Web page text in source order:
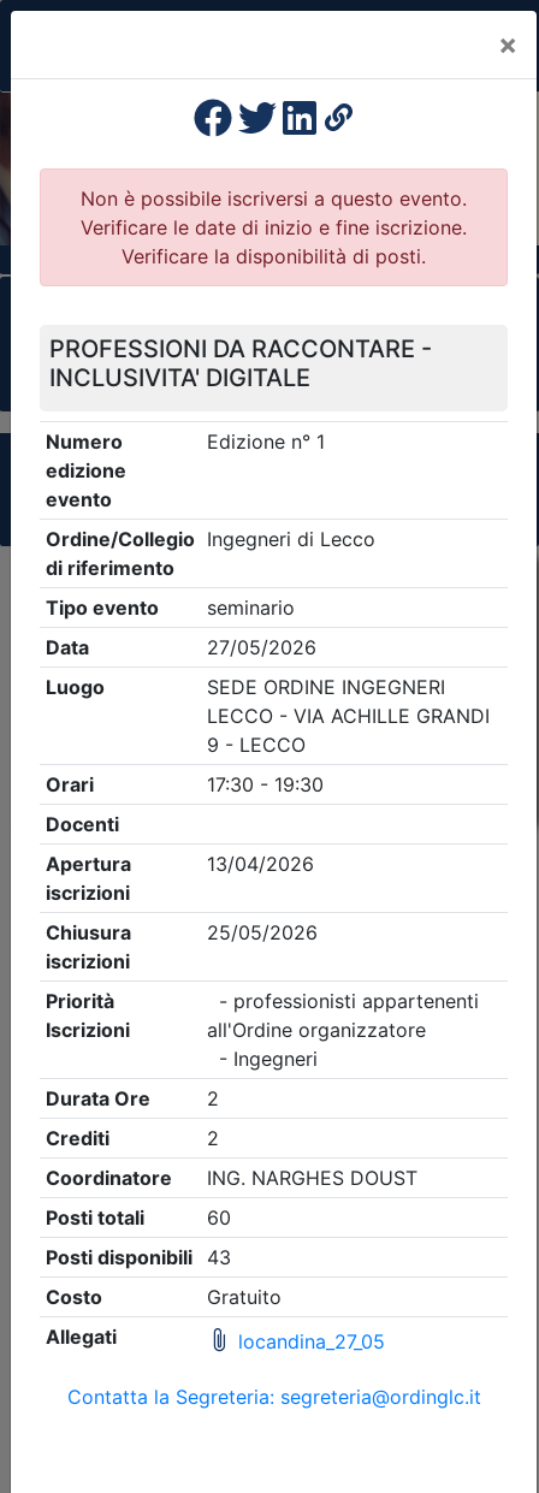
×
Previous
Il portale della formazione per Ordini e
Collegi Professionali
Clicca qui - espandi la sezione dei filtri ricerca
Criteri di ricerca applicati:
- Tipo Ordine/collegio:Ingegneri- Ordine:
Lecco- Eventi in programma dal 6/8/2026
Dettagli evento
Gratuito
Ingegneri di Lecco
LA CULTURA DELLA SICUREZZA:
CONOSCENZA, COMPETENZA E
QUALIFICAZIONE
Data:16/09/2026
Crediti:
Iscrizioni:
dal 05/08/2026 al 10/09/2026
Tipologia: seminario